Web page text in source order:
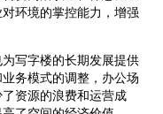
环境的掌控能力，增强
写字楼的长期发展提供
务模式的调整，办公场
资源的浪费和运营成